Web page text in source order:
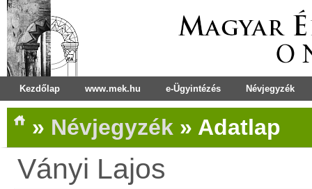
Kezdőlap www.mek.hu e-Ügyintézés Névjegyzék
» Névjegyzék » Adatlap
Ványi Lajos